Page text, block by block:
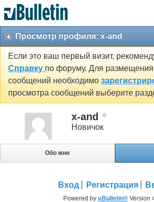
Просмотр профиля: x-and
Если это ваш первый визит,
Справку по форуму. Для размещения
сообщений необходимо
просмотра сообщений выберите
x-and
Новичок
Обо мне
Вход Регистрация
Powered by vBulletin®Version